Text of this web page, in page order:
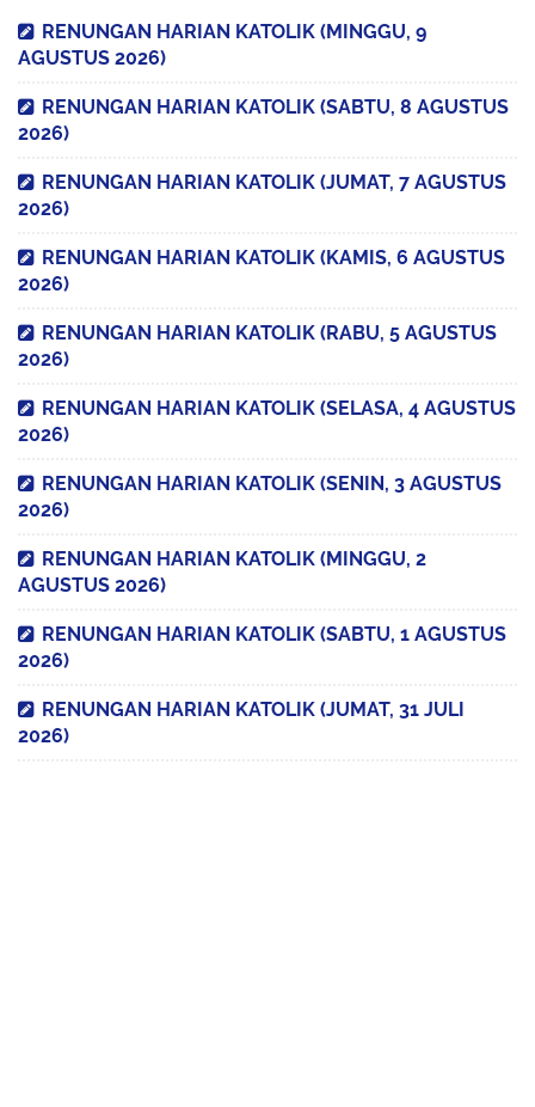
RENUNGAN HARIAN KATOLIK (MINGGU, 9
AGUSTUS 2026)
RENUNGAN HARIAN KATOLIK (SABTU, 8 AGUSTUS
2026)
RENUNGAN HARIAN KATOLIK (JUMAT, 7 AGUSTUS
2026)
RENUNGAN HARIAN KATOLIK (KAMIS, 6 AGUSTUS
2026)
RENUNGAN HARIAN KATOLIK (RABU, 5 AGUSTUS
2026)
RENUNGAN HARIAN KATOLIK (SELASA, 4 AGUSTUS
2026)
RENUNGAN HARIAN KATOLIK (SENIN, 3 AGUSTUS
2026)
RENUNGAN HARIAN KATOLIK (MINGGU, 2
AGUSTUS 2026)
RENUNGAN HARIAN KATOLIK (SABTU, 1 AGUSTUS
2026)
RENUNGAN HARIAN KATOLIK (JUMAT, 31 JULI
2026)